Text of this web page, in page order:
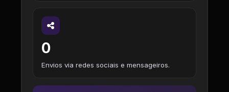
0
Envios via redes sociais e mensageiros.